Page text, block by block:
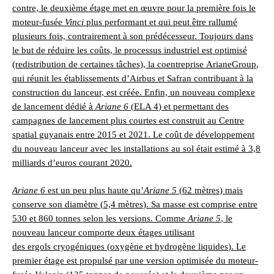
contre, le deuxième étage met en œuvre pour la première fois le
moteur-fusée Vinci plus performant et qui peut être rallumé
plusieurs fois, contrairement à son prédécesseur. Toujours dans
le but de réduire les coûts, le processus industriel est optimisé
(redistribution de certaines tâches), la coentreprise ArianeGroup,
qui réunit les établissements d’Airbus et Safran contribuant à la
construction du lanceur, est créée. Enfin, un nouveau complexe
de lancement dédié à Ariane 6 (ELA 4) et permettant des
campagnes de lancement plus courtes est construit au Centre
spatial guyanais entre 2015 et 2021 . Le coût de développement
du nouveau lanceur avec les installations au sol était estimé à 3,8
milliards d’euros courant 2020.
Ariane 6 est un peu plus haute qu’Ariane 5 (62 mètres) mais
conserve son diamètre (5,4 mètres). Sa masse est comprise entre
530 et 860 tonnes selon les versions. CommeAriane 5, le
nouveau lanceur comporte deux étages utilisant
des ergols cryogéniques (oxygène et hydrogène liquides). Le
premier étage est propulsé par une version optimisée du moteur-